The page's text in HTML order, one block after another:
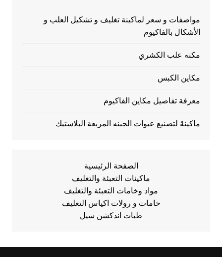
مواصفات و سعر لماكينة تغليف و تشكيل العلب و
الأشكال بالفاكيوم
مكنه علب الكشري
مكاين الكبس
معرفة تفاصيل مكاين الفاكيوم
ماكينهً لتصنيع عبوات الجبنه المربعة البلاستيك
الصفحة الرئيسية
ماكينات التعبئة والتغليف
مواد وخامات التعبئة والتغليف
خامات و رولات اكياس التغليف
طبات اندكشن سيل